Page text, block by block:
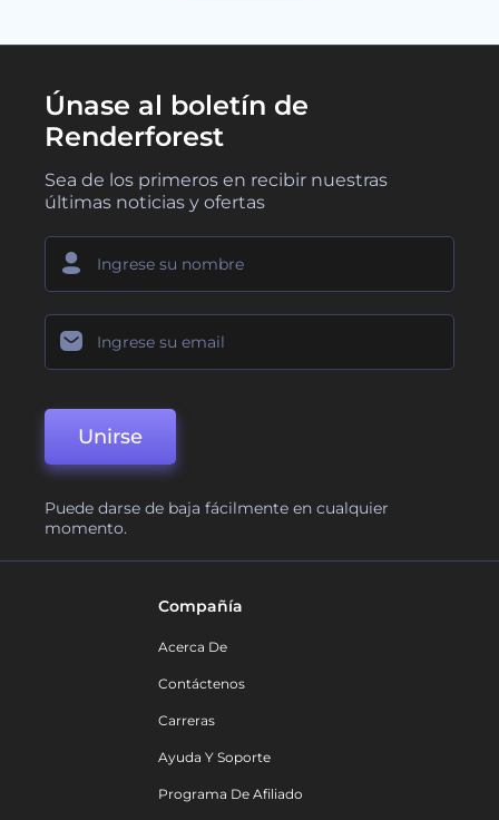
Únase al boletín de
Renderforest
Sea de los primeros en recibir nuestras
últimas noticias y ofertas
Unirse
Puede darse de baja fácilmente en cualquier
momento.
Compañía
Acerca De
Contáctenos
Carreras
Ayuda Y Soporte
Programa De Afiliado